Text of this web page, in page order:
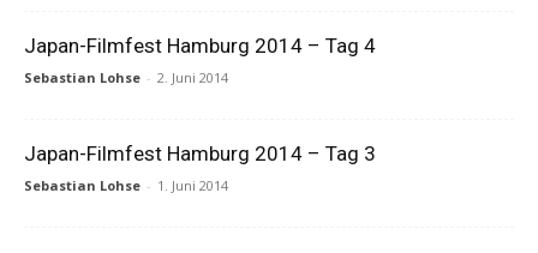
Japan-Filmfest Hamburg 2014 – Tag 4
Sebastian Lohse - 2. Juni 2014
Japan-Filmfest Hamburg 2014 – Tag 3
Sebastian Lohse - 1. Juni 2014